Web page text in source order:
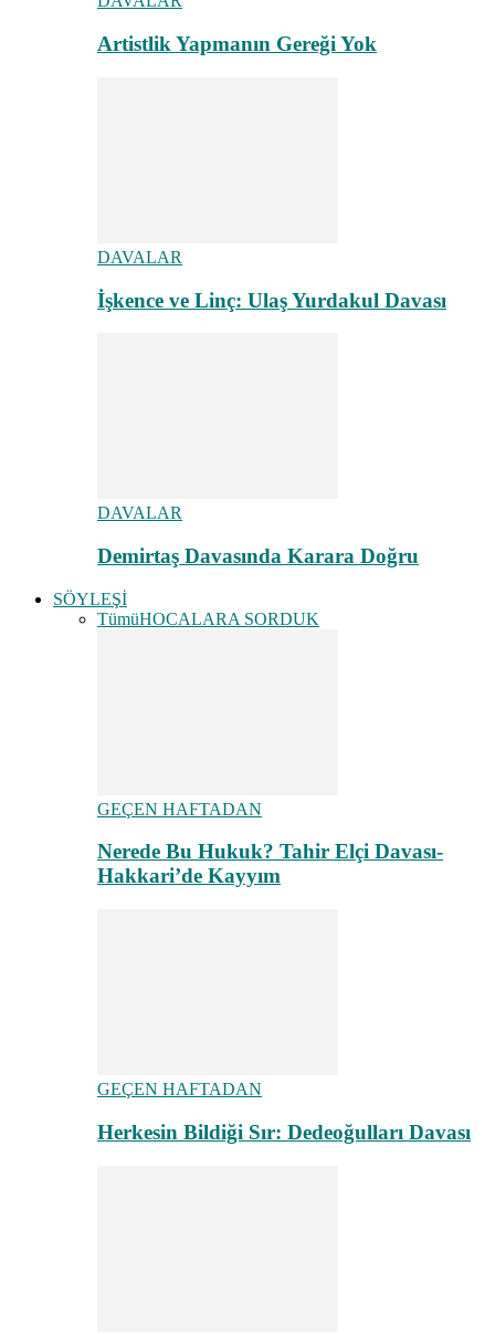
Artistlik Yapmanın Gereği Yok
DAVALAR
İşkence ve Linç: Ulaş Yurdakul Davası
DAVALAR
Demirtaş Davasında Karara Doğru
SÖYLEŞİ
TümüHOCALARA SORDUK
GEÇEN HAFTADAN
Nerede Bu Hukuk? Tahir Elçi Davası-
Hakkari’de Kayyım
GEÇEN HAFTADAN
Herkesin Bildiği Sır: Dedeoğulları Davası